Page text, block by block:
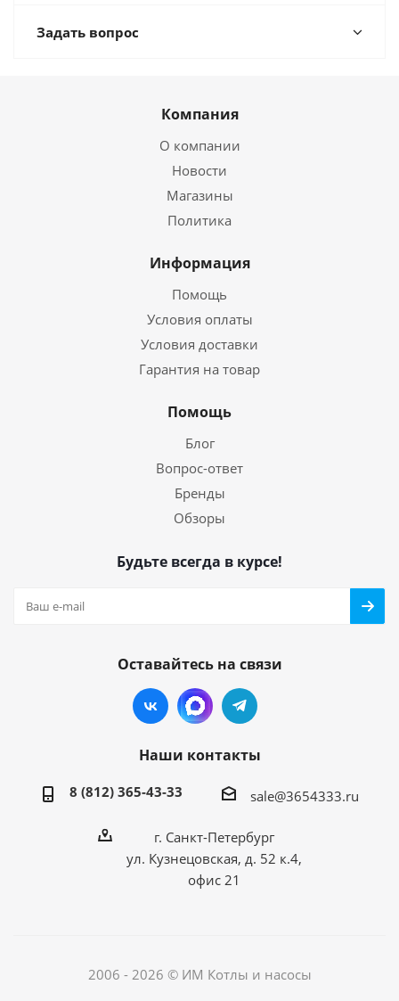
Задать вопрос
Компания
О компании
Новости
Магазины
Политика
Информация
Помощь
Условия оплаты
Условия доставки
Гарантия на товар
Помощь
Блог
Вопрос-ответ
Бренды
Обзоры
Будьте всегда в курсе!
Оставайтесь на связи
Наши контакты
8 (812) 365-43-33 sale@3654333.ru
г. Санкт-Петербург
ул. Кузнецовская, д. 52 к.4,
офис 21
2006 - 2026 © ИМ Котлы и насосы